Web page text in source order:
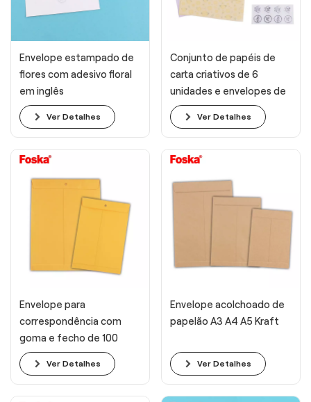
Envelope estampado de
flores com adesivo floral
em inglês
Ver Detalhes
Conjunto de papéis de
carta criativos de 6
unidades e envelopes de
4 unidades
Ver Detalhes
Envelope para
correspondência com
goma e fecho de 100
g/m2 e prendedor
Ver Detalhes
Envelope acolchoado de
papelão A3 A4 A5 Kraft
Ver Detalhes